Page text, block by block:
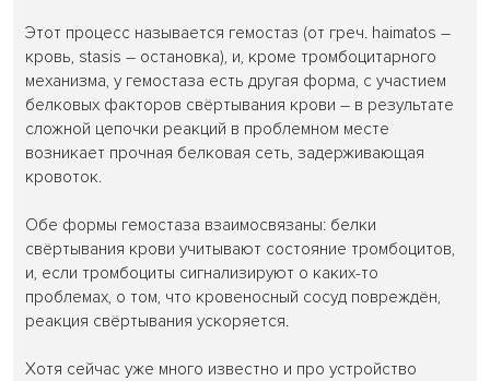
Этот процесс называется гемостаз (от греч. haimatos –
кровь, stasis – остановка), и, кроме тромбоцитарного
механизма, у гемостаза есть другая форма, с участием
белковых факторов свёртывания крови – в результате
сложной цепочки реакций в проблемном месте
возникает прочная белковая сеть, задерживающая
кровоток.
Обе формы гемостаза взаимосвязаны: белки
свёртывания крови учитывают состояние тромбоцитов,
и, если тромбоциты сигнализируют о каких-то
проблемах, о том, что кровеносный сосуд повреждён,
реакция свёртывания ускоряется.
Хотя сейчас уже много известно и про устройство